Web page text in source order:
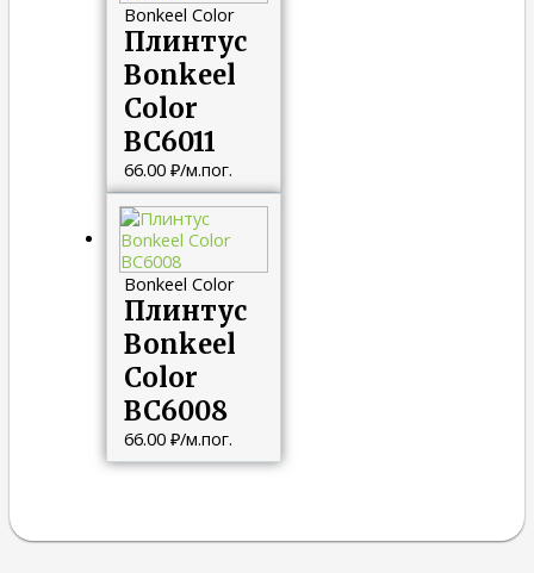
Bonkeel Color
Плинтус
Bonkeel
Color
ВС6011
66.00₽/м.пог.
Bonkeel Color
Плинтус
Bonkeel
Color
ВС6008
66.00₽/м.пог.